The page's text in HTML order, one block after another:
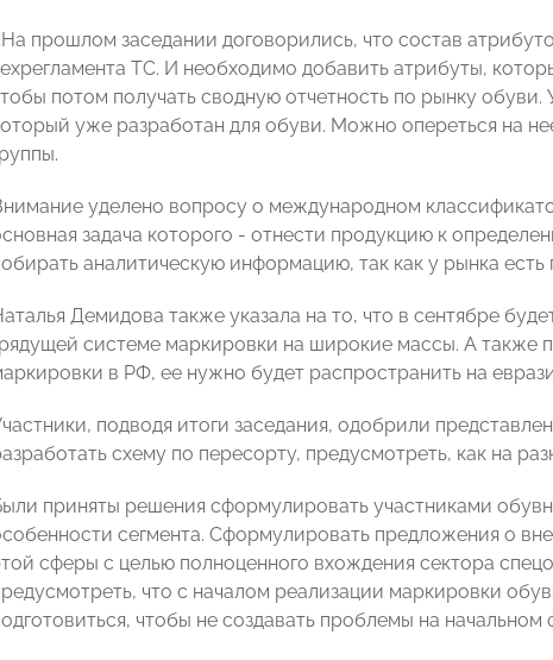
прошлом заседании договорились, что состав
ТС. И необходимо добавить атрибуты,
потом получать сводную отчетность по рынку обуви.
уже разработан для обуви. Можно опереться на
уделено вопросу о международном
задача которого - отнести продукцию к
аналитическую информацию, так как у рынка
Демидова также указала на то, что в сентябре
системе маркировки на широкие массы. А также
в РФ, ее нужно будет распространить на
подводя итоги заседания, одобрили
схему по пересорту, предусмотреть, как на
приняты решения сформулировать участниками
сегмента. Сформулировать предложения о
сферы с целью полноценного вхождения сектора
что с началом реализации маркировки
чтобы не создавать проблемы на